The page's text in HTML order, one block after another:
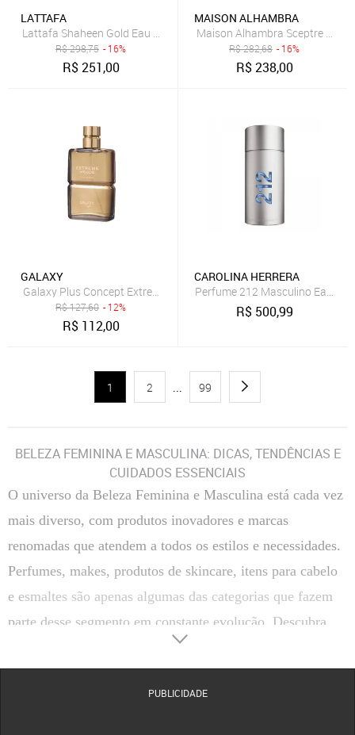
LATTAFA
Lattafa Shaheen Gold Eau de Parfum - Perfume Unissex 100ml
R$298,75 - 16%
R$251,00
MAISON ALHAMBRA
Maison Alhambra Sceptre
R$282,68 - 16%
R$238,00
GALAXY
Galaxy Plus Concept Extreme Wood Eau de Parfum - Perfume
R$127,60 - 12%
R$ 112,00
CAROLINA HERRERA
Perfume 212 Masculino Eau de
R$ 500,99
1 2 ... 99
BELEZA FEMININA E MASCULINA: DICAS, TENDÊNCIAS E
CUIDADOS ESSENCIAIS
O universo da Beleza Feminina e Masculina está cada vez
mais diverso, com produtos inovadores e marcas
renomadas que atendem a todos os estilos e necessidades.
Perfumes, makes, produtos de skincare, itens para cabelo
e esmaltes são apenas algumas das categorias que fazem
parte desse segmento em constante evolução. Descubra
como escolher, usar e aproveitar ao máximo os principais
produtos de beleza, além de conhecer marcas de destaque
PUBLICIDADE